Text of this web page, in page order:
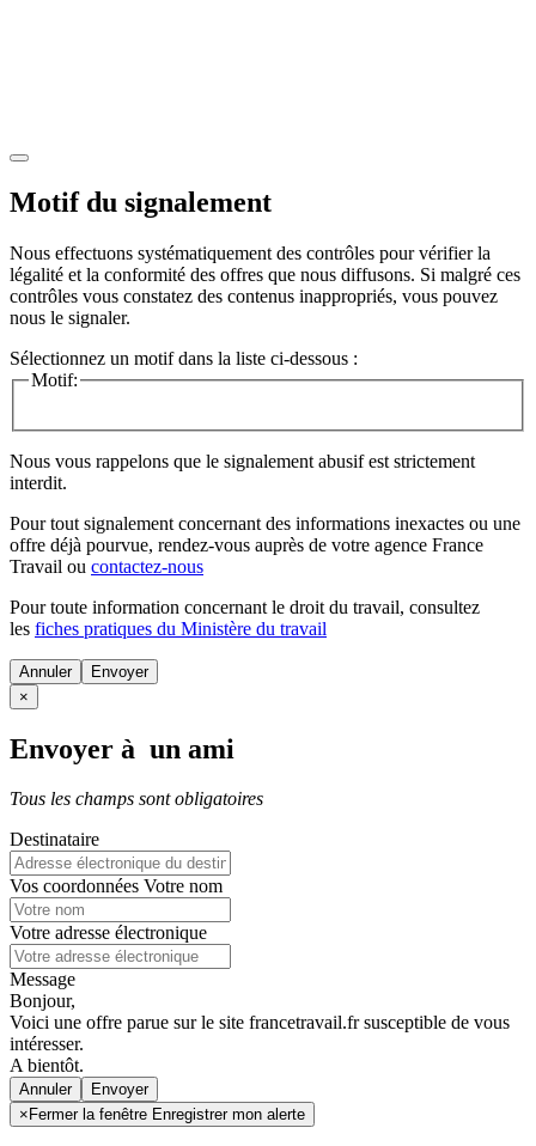
Motif du signalement
Nous effectuons systématiquement des contrôles pour vérifier la
légalité et la conformité des offres que nous diffusons. Si malgré ces
contrôles vous constatez des contenus inappropriés, vous pouvez
nous le signaler.
Sélectionnez un motif dans la liste ci-dessous :
Motif:
Nous vous rappelons que le signalement abusif est strictement
interdit.
Pour tout signalement concernant des informations inexactes ou une
offre déjà pourvue, rendez-vous auprès de votre agence France
Travail ou contactez-nous
Pour toute information concernant le droit du travail, consultez
les fiches pratiques du Ministère du travail
Annuler
×
Envoyer à un ami
Tous les champs sont obligatoires
Destinataire
Vos coordonnées Votre nom
Votre adresse électronique
Message
Bonjour,
Voici une offre parue sur le site francetravail.fr susceptible de vous
intéresser.
A bientôt.
Annuler
× Fermer la fenêtre Enregistrer mon alerte